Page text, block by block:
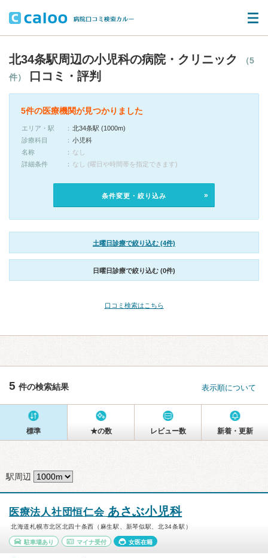
北34条駅周辺の小児科の病院・クリニック
（5
件）
口コミ・評判
5件の医療機関が見つかりました
エリア・駅
北34条駅 (1000m)
診療科目
小児科
名称
なし
詳細条件
なし (曜日や時間帯を指定できます)
条件変更・絞り込み
土曜日診療で絞り込む (4件)
日曜日診療で絞り込む (0件)
口コミ検索はこちら
5 件の検索結果 表示順について
標準 ★の数 レビュー数 新着・更新
駅周辺
医療法人社団恒仁会 あさぶ小児科
北海道札幌市北区北四十条西（麻生駅、新琴似駅、北34条駅）
駐車場あり マイナ受付 女医在籍